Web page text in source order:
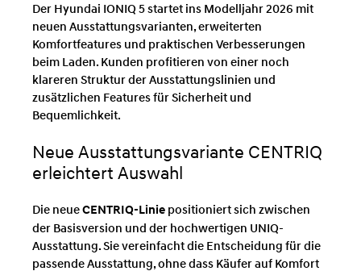
Der Hyundai IONIQ 5 startet ins Modelljahr 2026 mit
neuen Ausstattungsvarianten, erweiterten
Komfortfeatures und praktischen Verbesserungen
beim Laden. Kunden profitieren von einer noch
klareren Struktur der Ausstattungslinien und
zusätzlichen Features für Sicherheit und
Bequemlichkeit.
Neue Ausstattungsvariante CENTRIQ
erleichtert Auswahl
Die neueCENTRIQ-Linie positioniert sich zwischen
der Basisversion und der hochwertigen UNIQ-
Ausstattung. Sie vereinfacht die Entscheidung für die
passende Ausstattung, ohne dass Käufer auf Komfort